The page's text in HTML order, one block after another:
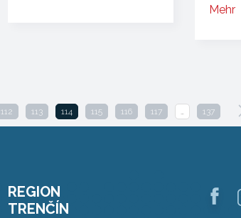
Mehr
112 113 114 115 116 117 … 137
REGION
TRENČÍN